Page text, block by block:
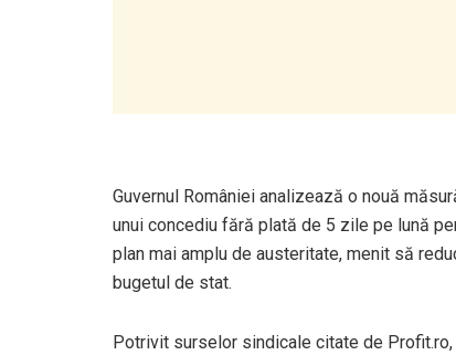
Guvernul României analizează o nouă
unui concediu fără plată de 5 zile pe lună
plan mai amplu de austeritate, menit să
bugetul de stat.
Potrivit surselor sindicale citate de